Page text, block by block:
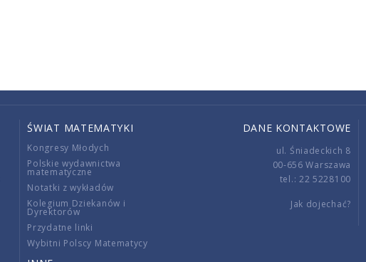
ŚWIAT MATEMATYKI
Kongresy Młodych
Polskie wydawnictwa
matematyczne
Notatki z wykładów
Kolegium Dziekanów i
Dyrektorów
Przydatne linki
Wybitni Polscy Matematycy
DANE KONTAKTOWE
ul. Śniadeckich 8
00-656 Warszawa
tel.: 22 5228100
Jak dojechać?